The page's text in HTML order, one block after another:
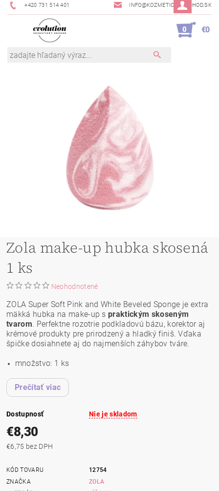
+420 731 514 401 INFO@KOZMETICKYOBCHOD.SK
0 €0
Zola make-up hubka skosená
1 ks
Neohodnotené
ZOLA Super Soft Pink and White Beveled Sponge je extra
mäkká hubka na make-up s praktickým skoseným
tvarom. Perfektne rozotrie podkladovú bázu, korektor aj
krémové produkty pre prirodzený a hladký finiš. Vďaka
špičke dosiahnete aj do najmenších záhybov tváre.
množstvo: 1 ks
Prečítať viac
Dostupnosť Nie je skladom
€8,30
€6,75 bez DPH
KÓD TOVARU
12754
ZNAČKA
ZOLA